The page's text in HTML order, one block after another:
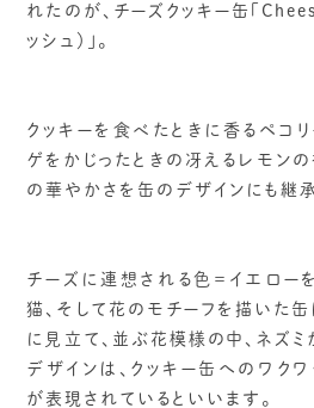
れたのが、チーズクッキー缶「
ッシュ）」。
クッキーを食べたときに香るペコリ
ゲをかじったときの冴えるレモン
の華やかさを缶のデザインにも継承
チーズに連想される色＝イエロー
猫、そして花のモチーフを描いた
に見立て、並ぶ花模様の中、ネズ
デザインは、クッキー缶へのワク
が表現されているといいます。